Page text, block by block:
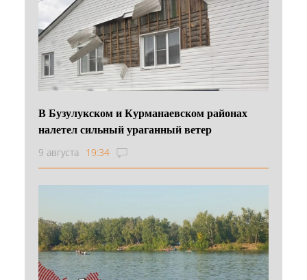
В Бузулукском и Курманаевском районах
налетел сильный ураганный ветер
9 августа 19:34